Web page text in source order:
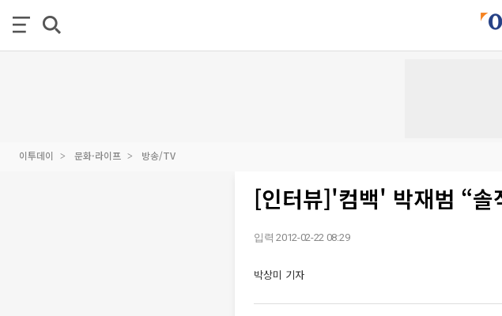
이투데이 문화·라이프 방송/TV
[인터뷰]'컴백' 박재범 “솔
입력 2012-02-22 08:29
박상미 기자